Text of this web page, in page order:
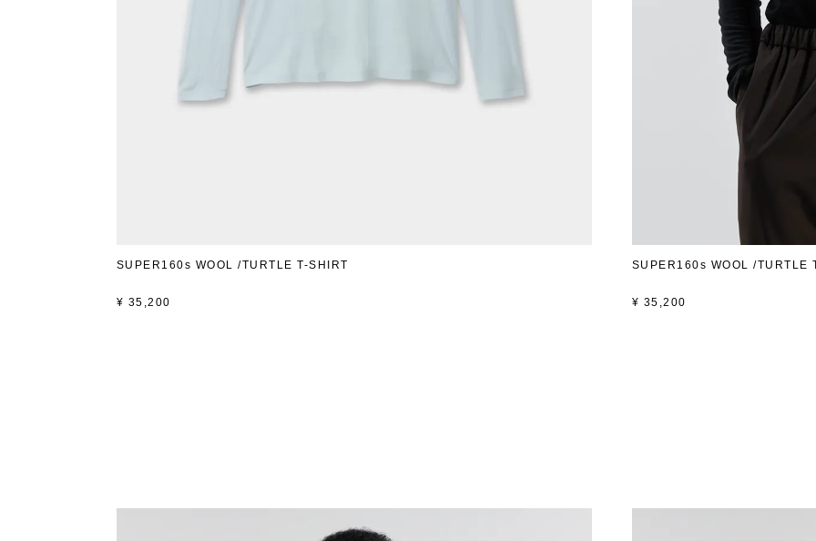
SUPER160s WOOL /TURTLE T-SHIRT
¥ 35,200
SUPER160s WOOL /TURTLE
¥ 35,200